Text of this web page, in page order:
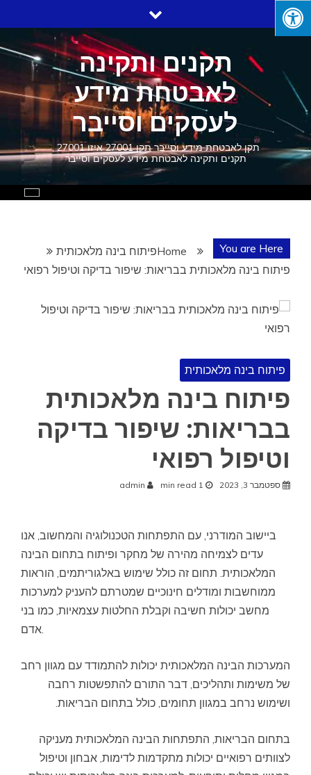
Skip
to
תקנים ותקינה
לאבטחת מידע
לעסקים וסייבר
תקן לאבטחת מידע וסייבר תקן 27001 איזו 27001 ,
תקנים ותקינה לאבטחת מידע לעסקים וסייבר
You are Here
Homeפיתוח בינה מלאכותית
פיתוח בינה מלאכותית בבריאות: שיפור בדיקה וטיפול רפואי
פיתוח בינה מלאכותית
פיתוח בינה מלאכותית
בבריאות: שיפור בדיקה
וטיפול רפואי
ספטמבר 3, 2023 1 min read
admin
ביישוב המודרני, עם התפתחות הטכנולוגיה והמחשוב, אנו
עדים לצמיחה מהירה של מחקר ופיתוח בתחום הבינה
המלאכותית. תחום זה כולל שימוש באלגוריתמים, הוראות
ממוחשבות ומודלים חינוכיים שמטרתם להעניק למערכות
מחשב יכולות חשיבה וקבלת החלטות עצמאיות, כמו בני
אדם.
המערכות הבינה המלאכותית יכולות להתמודד עם מגוון רחב
של משימות ותהליכים, דבר התורם להתפשטות רחבה
ושימוש נרחב במגוון תחומים, כולל בתחום הבריאות.
בתחום הבריאות, התפתחות הבינה המלאכותית מעניקה
לצוותים רפואיים יכולות מתקדמות לדימות, אבחון וטיפול